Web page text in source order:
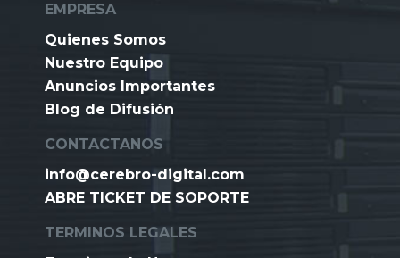
EMPRESA
Quienes Somos
Nuestro Equipo
Anuncios Importantes
Blog de Difusión
CONTACTANOS
info@cerebro-digital.com
ABRE TICKET DE SOPORTE
TERMINOS LEGALES